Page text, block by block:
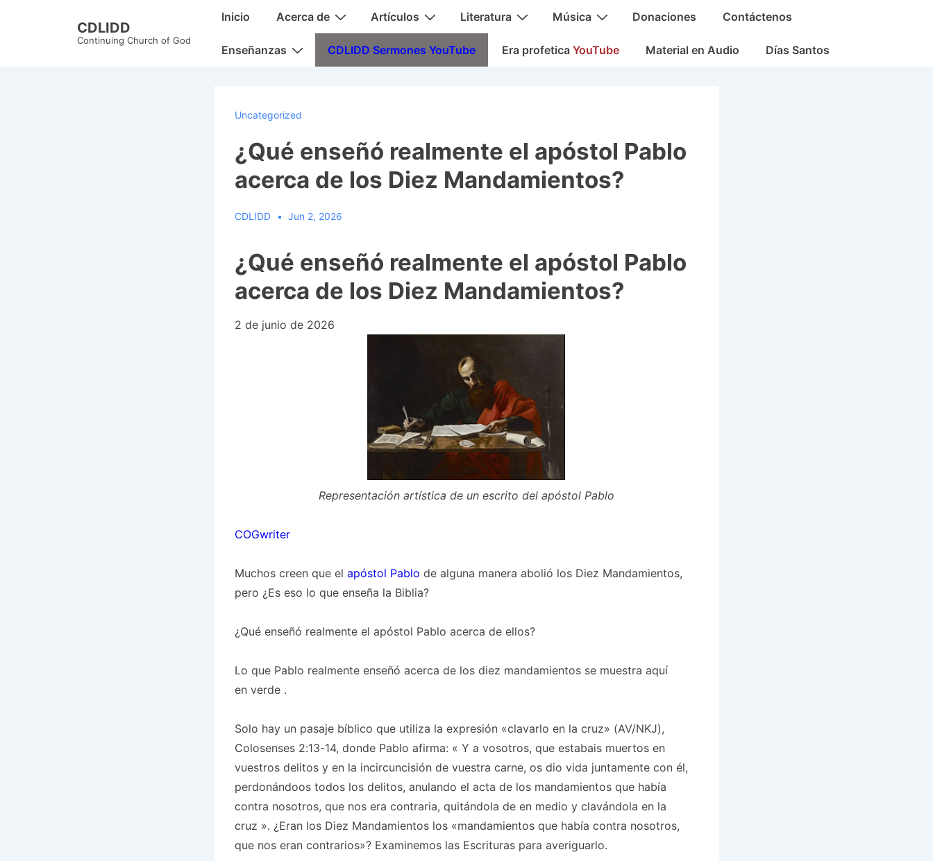
CDLIDD
Continuing Church of God
MainInicio Acerca de Artículos Literatura Música Donaciones Contáctenos
Enseñanzas CDLIDD Sermones YouTube Era profetica YouTube Material en Audio Días Santos
Uncategorized
¿Qué enseñó realmente el apóstol Pablo
acerca de los Diez Mandamientos?
CDLIDD Jun 2, 2026
¿Qué enseñó realmente el apóstol Pablo
acerca de los Diez Mandamientos?
2 de junio de 2026
Representación artística de un escrito del apóstol Pablo
COGwriter
Muchos creen que el apóstol Pablo de alguna manera abolió los Diez Mandamientos,
pero ¿Es eso lo que enseña la Biblia?
¿Qué enseñó realmente el apóstol Pablo acerca de ellos?
Lo que Pablo realmente enseñó acerca de los diez mandamientos se muestra aquí
en verde.
Solo hay un pasaje bíblico que utiliza la expresión «clavarlo en la cruz» (AV/NKJ),
Colosenses 2:13-14, donde Pablo afirma: « Y a vosotros, que estabais muertos en
vuestros delitos y en la incircuncisión de vuestra carne, os dio vida juntamente con él,
perdonándoos todos los delitos, anulando el acta de los mandamientos que había
contra nosotros, que nos era contraria, quitándola de en medio y clavándola en la
cruz ». ¿Eran los Diez Mandamientos los «mandamientos que había contra nosotros,
que nos eran contrarios»? Examinemos las Escrituras para averiguarlo.